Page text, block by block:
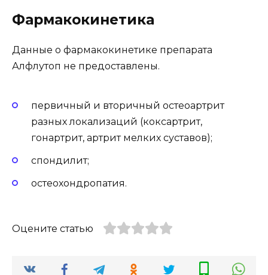
Фармакокинетика
Данные о фармакокинетике препарата
Алфлутоп не предоставлены.
первичный и вторичный остеоартрит
разных локализаций (коксартрит,
гонартрит, артрит мелких суставов);
спондилит;
остеохондропатия.
Оцените статью